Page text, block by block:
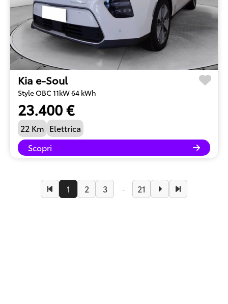
Kia e-Soul
Style OBC 11kW 64 kWh
23.400 €
22 Km Elettrica
Scopri
1 2 3 ... 21